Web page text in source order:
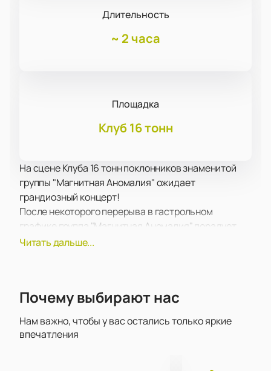
Длительность
~ 2 часа
Площадка
Клуб 16 тонн
На сцене Клуба 16 тонн поклонников знаменитой
группы "Магнитная Аномалия" ожидает
грандиозный концерт!
После некоторого перерыва в гастрольном
графике группа "Магнитная Аномалия" порадует
своих фанатов новой концертной программой, в
Как всегда, группа "Магнитная Аномалия" порадует
композициями в любимом стиле, а также
первоклассное световое шоу и отличный звук.
Читать дальше...
Почему выбирают нас
Нам важно, чтобы у вас остались только яркие
впечатления